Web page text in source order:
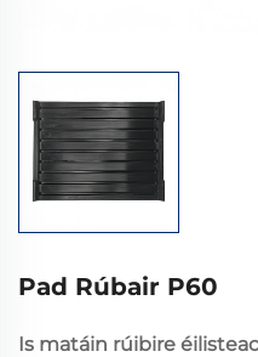
Pad Rúbair P60
Is matáin rúibire